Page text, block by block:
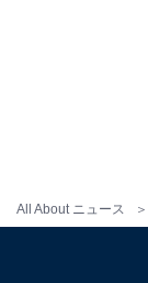
All About ニュース